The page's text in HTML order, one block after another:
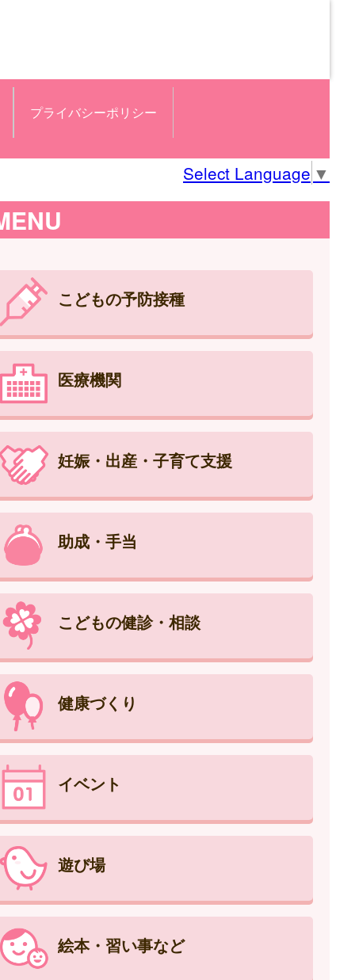
プライバシーポリシー
Select Language ▼
こどもの予防接種
医療機関
妊娠・出産・子育て支援
助成・手当
こどもの健診・相談
健康づくり
イベント
遊び場
絵本・習い事など